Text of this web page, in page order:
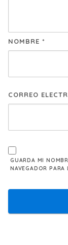
NOMBRE *
CORREO
GUARDA MI
NAVEGADOR